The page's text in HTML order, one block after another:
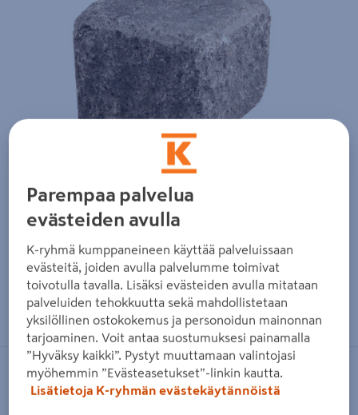
Zoomaa kuvaa sormilla kosketusnäytöllä
LAKKA
Parempaa palvelua
evästeiden avulla
K-ryhmä kumppaneineen käyttää palveluissaan
evästeitä, joiden avulla palvelumme toimivat
toivotulla tavalla. Lisäksi evästeiden avulla mitataan
palveluiden tehokkuutta sekä mahdollistetaan
yksilöllinen ostokokemus ja personoidun mainonnan
tarjoaminen. Voit antaa suostumuksesi painamalla
”Hyväksy kaikki”. Pystyt muuttamaan valintojasi
myöhemmin ”Evästeasetukset”-linkin kautta.
Lisätietoja K-ryhmän evästekäytännöistä